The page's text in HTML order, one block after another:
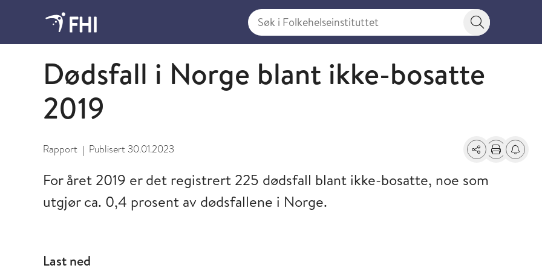
Søk i Folkehelseinstituttet
Søkeknapp
2023 - publikasjoner fra FHI
Dødsfall i Norge blant ikke-bosatte
2019
Rapport | Publisert 30.01.2023 Del Skriv ut
Få
For året 2019 er det registrert 225 dødsfall blant ikke-bosatte, noe som
utgjør ca. 0,4 prosent av dødsfallene i Norge.
Last ned